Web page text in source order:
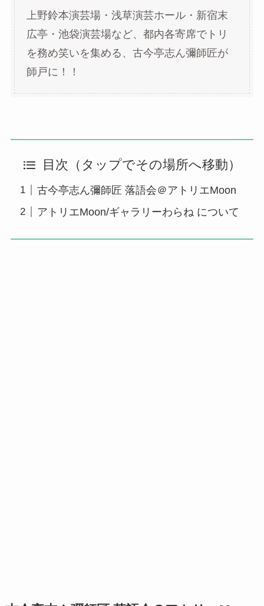
上野鈴本演芸場・浅草演芸ホール・新宿末
広亭・池袋演芸場など、都内各寄席でトリ
を務め笑いを集める、古今亭志ん彌師匠が
師戸に！！
目次（タップでその場所へ移動）
古今亭志ん彌師匠 落語会＠アトリエMoon
アトリエMoon/ギャラリーわらね について